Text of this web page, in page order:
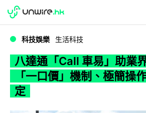
WWDC 2026
科技娛樂 生活科技
八達通「Call 車易」助業
「一口價」機制、極簡操
定